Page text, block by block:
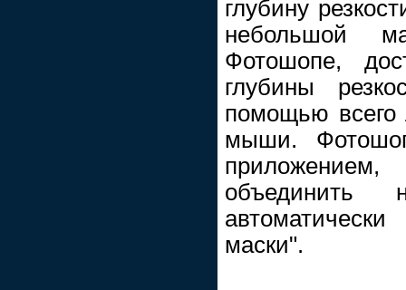
глубину
небольшой
Фотошопе,
глубины
помощью всего
мыши.
приложением,
объединить
маски".